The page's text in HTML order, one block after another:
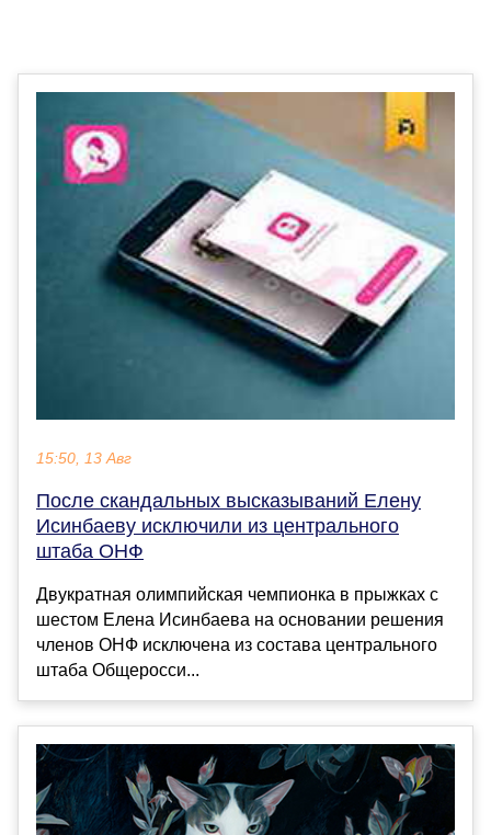
15:50, 13 Авг
После скандальных высказываний Елену
Исинбаеву исключили из центрального
штаба ОНФ
Двукратная олимпийская чемпионка в прыжках с
шестом Елена Исинбаева на основании решения
членов ОНФ исключена из состава центрального
штаба Общеросси...